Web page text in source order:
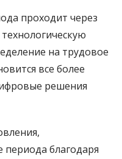
проходит через
на трудовое
все более
решения
благодаря